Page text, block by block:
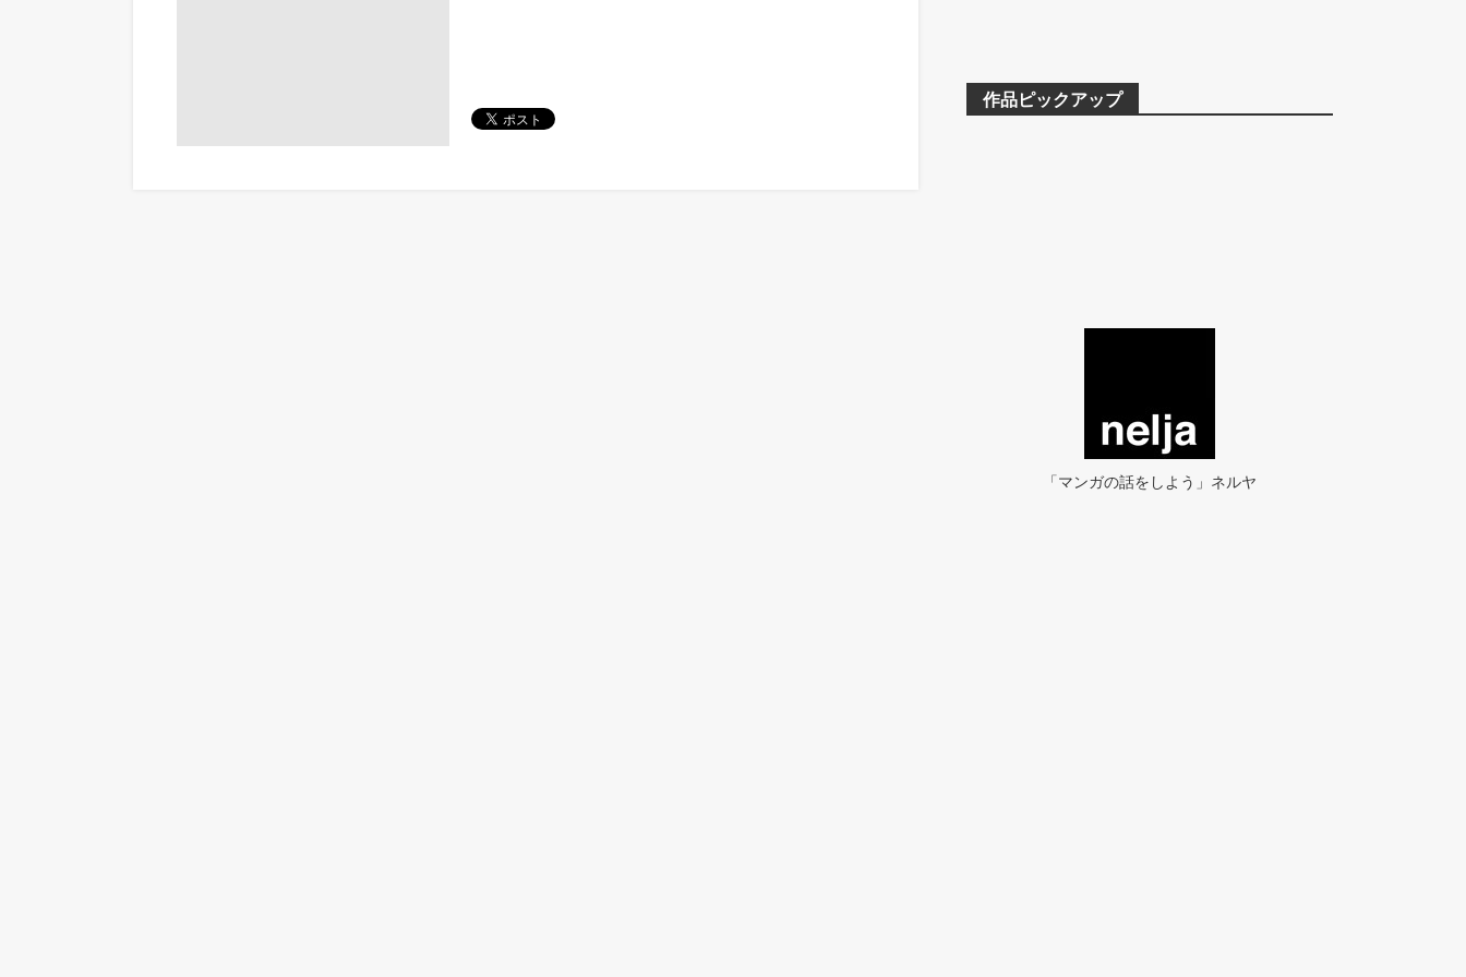
作品ピックアップ
「マンガの話をしよう」ネルヤ